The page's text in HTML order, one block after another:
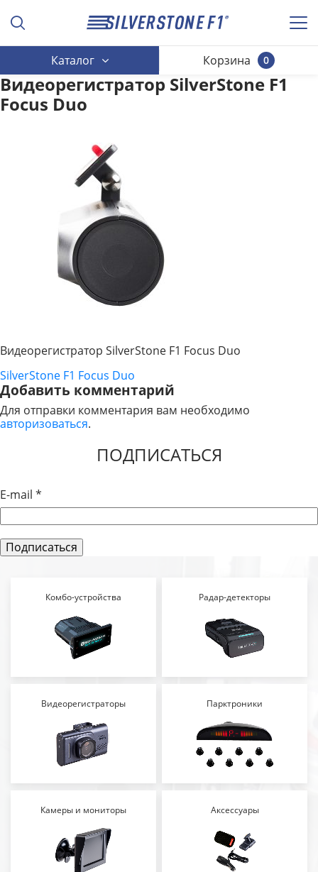
Каталог 0
Корзина
Видеорегистратор SilverStone F1
Focus Duo
Видеорегистратор SilverStone F1 Focus Duo
НАВИГАЦИЯ
ПО
ЗАПИСЯМ
SilverStone F1 Focus Duo
Добавить комментарий
Для отправки комментария вам необходимо
авторизоваться.
ПОДПИСАТЬСЯ
E-mail *
Комбо-устройства Радар-детекторы
Видеорегистраторы Парктроники
Камеры и мониторы Аксессуары